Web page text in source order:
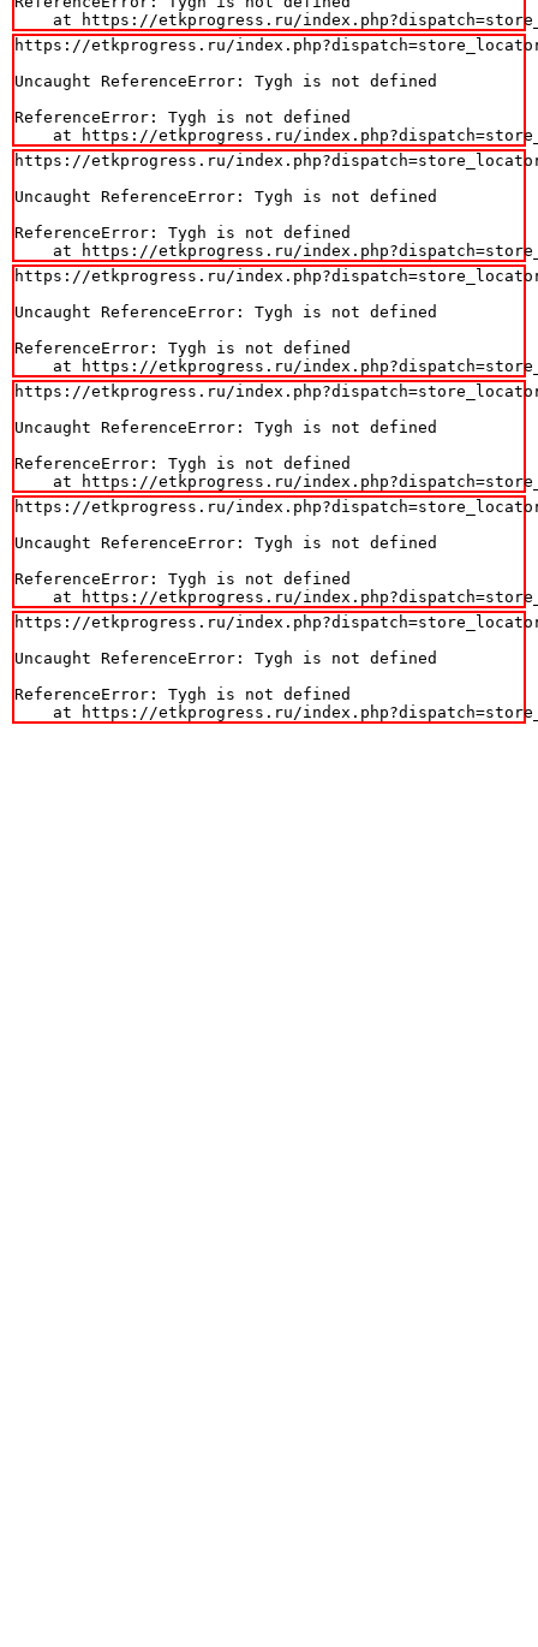
at https://etkprogress.ru/
https://etkprogress.ru/
Uncaught ReferenceError: Tygh is not defined
ReferenceError: Tygh is not defined
at https://etkprogress.ru/
https://etkprogress.ru/
Uncaught ReferenceError: Tygh is not defined
ReferenceError: Tygh is not defined
at https://etkprogress.ru/
https://etkprogress.ru/
Uncaught ReferenceError: Tygh is not defined
ReferenceError: Tygh is not defined
at https://etkprogress.ru/
https://etkprogress.ru/
Uncaught ReferenceError: Tygh is not defined
ReferenceError: Tygh is not defined
at https://etkprogress.ru/
https://etkprogress.ru/
Uncaught ReferenceError: Tygh is not defined
ReferenceError: Tygh is not defined
at https://etkprogress.ru/
https://etkprogress.ru/
Uncaught ReferenceError: Tygh is not defined
ReferenceError: Tygh is not defined
at https://etkprogress.ru/